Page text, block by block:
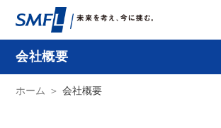
会社概要
ホーム 会社概要